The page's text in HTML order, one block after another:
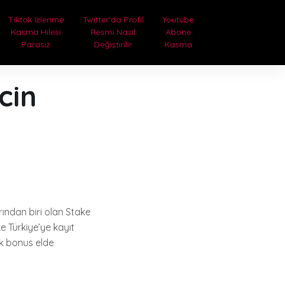
Tiktok Izlenme
Kasma Hilesi
Parasız
Twitter’da Profil
Resmi Nasıl
Değiştirilir
Youtube
Abone
Kasma
biri olan Stake
kayıt
bonus elde